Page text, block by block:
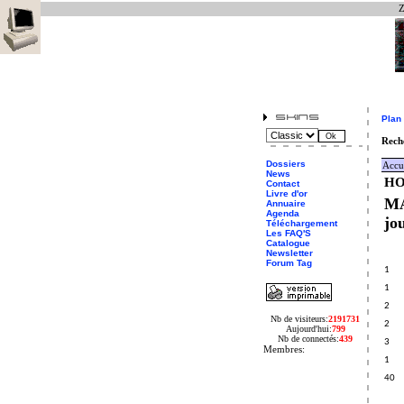
Dossiers
News
Contact
Livre d'or
Annuaire
Agenda
Téléchargement
Les FAQ'S
Catalogue
Newsletter
Forum Tag
Nb de visiteurs:2191731
Aujourd'hui:799
Nb de connectés:439
Membres:
Plan
1
1
2
2
3
1
40